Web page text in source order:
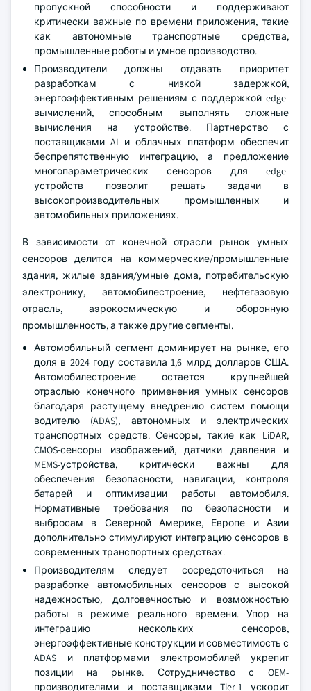
пропускной способности и поддерживают
критически важные по времени приложения, такие
как автономные транспортные средства,
промышленные роботы и умное производство.
Производители должны отдавать приоритет
разработкам с низкой задержкой,
энергоэффективным решениям с поддержкой edge-
вычислений, способным выполнять сложные
вычисления на устройстве. Партнерство с
поставщиками AI и облачных платформ обеспечит
беспрепятственную интеграцию, а предложение
многопараметрических сенсоров для edge-
устройств позволит решать задачи в
высокопроизводительных промышленных и
автомобильных приложениях.
В зависимости от конечной отрасли рынок умных
сенсоров делится на коммерческие/промышленные
здания, жилые здания/умные дома, потребительскую
электронику, автомобилестроение, нефтегазовую
отрасль, аэрокосмическую и оборонную
промышленность, а также другие сегменты.
Автомобильный сегмент доминирует на рынке, его
доля в 2024 году составила 1,6 млрд долларов США.
Автомобилестроение остается крупнейшей
отраслью конечного применения умных сенсоров
благодаря растущему внедрению систем помощи
водителю (ADAS), автономных и электрических
транспортных средств. Сенсоры, такие как LiDAR,
CMOS-сенсоры изображений, датчики давления и
MEMS-устройства, критически важны для
обеспечения безопасности, навигации, контроля
батарей и оптимизации работы автомобиля.
Нормативные требования по безопасности и
выбросам в Северной Америке, Европе и Азии
дополнительно стимулируют интеграцию сенсоров в
современных транспортных средствах.
Производителям следует сосредоточиться на
разработке автомобильных сенсоров с высокой
надежностью, долговечностью и возможностью
работы в режиме реального времени. Упор на
интеграцию нескольких сенсоров,
энергоэффективные конструкции и совместимость с
ADAS и платформами электромобилей укрепит
позиции на рынке. Сотрудничество с OEM-
производителями и поставщиками Tier-1 ускорит